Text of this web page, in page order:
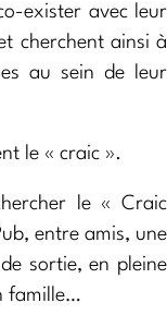
exister avec leur
cherchent ainsi à
au sein de leur
le « craic ».
le « Craic
entre amis, une
sortie, en pleine
famille…